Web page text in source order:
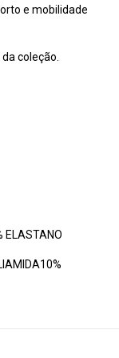
e mobilidade
coleção.
ELASTANO